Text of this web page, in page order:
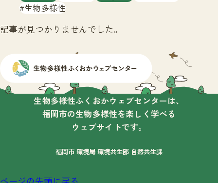
生物多様性
記事が見つかりませんでした。
生物多様性ふくおかウェブセンターは、
福岡市の生物多様性を楽しく学べる
ウェブサイトです。
福岡市 環境局 環境共生部 自然共生課